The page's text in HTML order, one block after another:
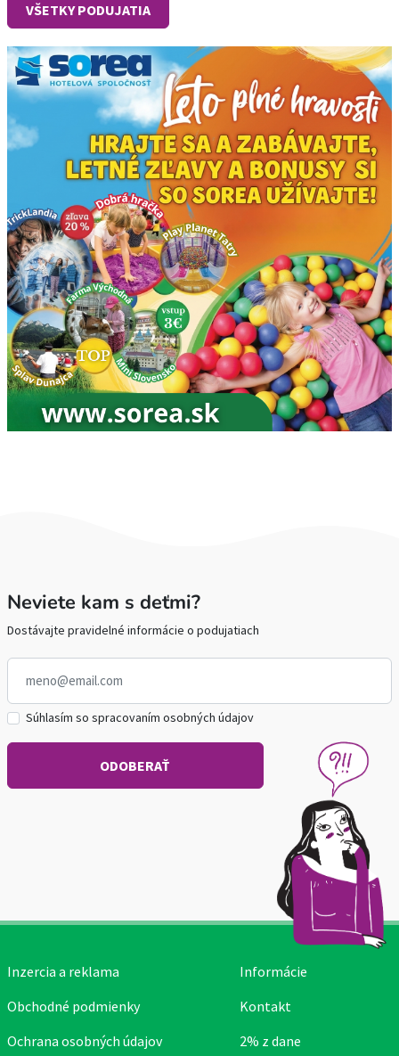
VŠETKY PODUJATIA
Neviete kam s deťmi?
Dostávajte pravidelné informácie o podujatiach
Súhlasím so spracovaním osobných údajov
Inzercia a reklama
Obchodné podmienky
Ochrana osobných údajov
Informácie
Kontakt
2% z dane